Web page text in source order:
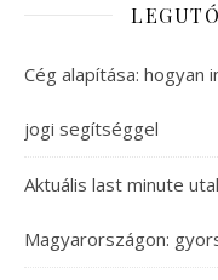
Cég alapítása: hogyan
jogi segítséggel
Aktuális last minute
Magyarországon: